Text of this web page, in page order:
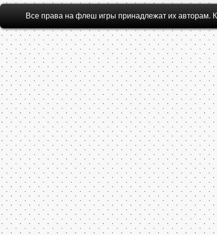
Все права на флеш игры принадлежат их авторам.